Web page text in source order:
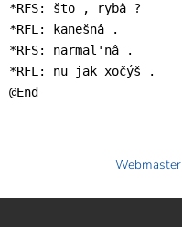
*RFS: što , rybâ ?
*RFL: kanešnâ .
*RFS: narmal'nâ .
*RFL: nu jak xočýš .
@End
Webmaster